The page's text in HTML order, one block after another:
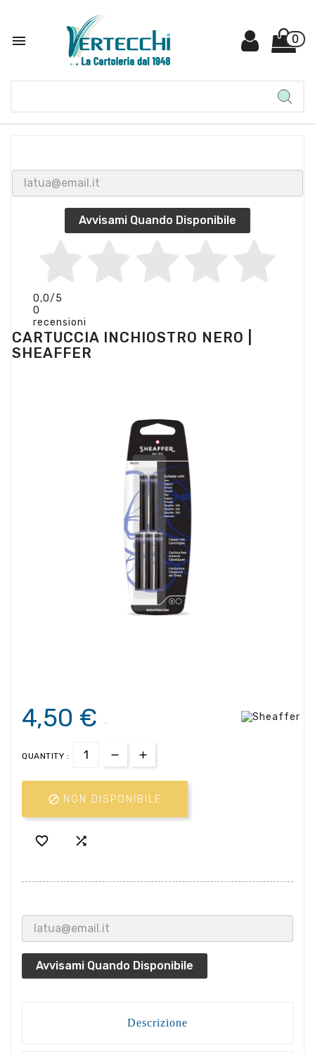
 0
Avvisami Quando Disponibile
0,0/5
0
recensioni
CARTUCCIA INCHIOSTRO NERO |
SHEAFFER
4,50 € .
QUANTITY :
 NON DISPONIBILE
 
Avvisami Quando Disponibile
Descrizione